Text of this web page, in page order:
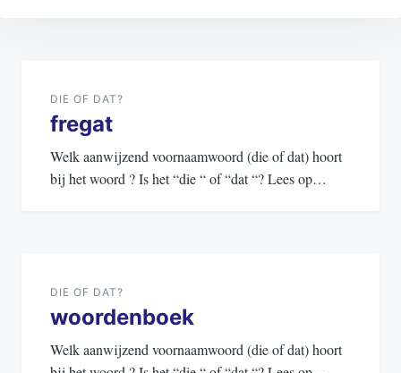
navigatie
DIE OF DAT?
fregat
Welk aanwijzend voornaamwoord (die of dat) hoort
bij het woord ? Is het “die “ of “dat “? Lees op…
DIE OF DAT?
woordenboek
Welk aanwijzend voornaamwoord (die of dat) hoort